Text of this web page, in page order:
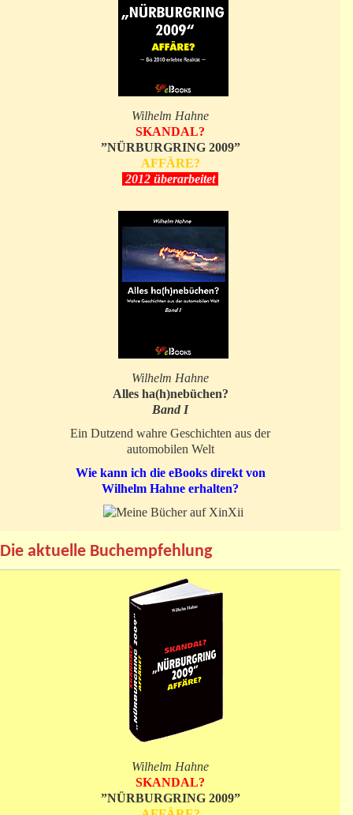
Wilhelm Hahne
SKANDAL?
”NÜRBURGRING 2009”
AFFÄRE?
2012 überarbeitet
Wilhelm Hahne
Alles ha(h)nebüchen?
Band I
Ein Dutzend wahre Geschichten aus der
automobilen Welt
Wie kann ich die eBooks direkt von
Wilhelm Hahne erhalten?
Die aktuelle Buchempfehlung
Wilhelm Hahne
SKANDAL?
”NÜRBURGRING 2009”